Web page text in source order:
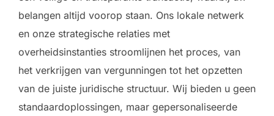
belangen altijd voorop staan. Ons lokale netwerk
en onze strategische relaties met
overheidsinstanties stroomlijnen het proces, van
het verkrijgen van vergunningen tot het opzetten
van de juiste juridische structuur. Wij bieden u geen
standaardoplossingen, maar gepersonaliseerde